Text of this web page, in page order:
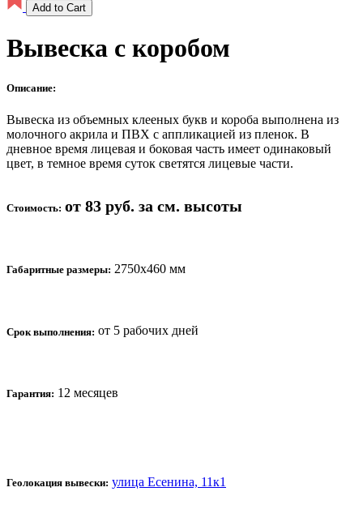
Add to Cart
Вывеска с коробом
Описание:
Вывеска из объемных клееных букв и короба выполнена из
молочного акрила и ПВХ с аппликацией из пленок. В
дневное время лицевая и боковая часть имеет одинаковый
цвет, в темное время суток светятся лицевые части.
Стоимость: от 83 руб. за см. высоты
Габаритные размеры: 2750х460 мм
Срок выполнения: от 5 рабочих дней
Гарантия: 12 месяцев
Геолокация вывески: улица Есенина, 11к1